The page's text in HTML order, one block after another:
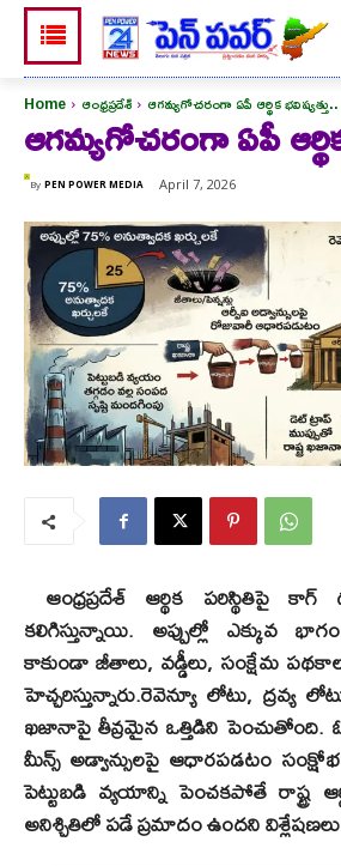
Home ఆంధ్రప్రదేశ్ ఆగమ్యగోచరంగా ఏపీ ఆర్థిక భవిష్యత్తు..
ఆగమ్యగోచరంగా ఏపీ ఆర్థిక
By PEN POWER MEDIA April 7, 2026
ఆంధ్రప్రదేశ్ ఆర్థిక పరిస్థితిపై
కలిగిస్తున్నాయి. అప్పుల్లో ఎక్కువ
కాకుండా జీతాలు, వడ్డీలు, సంక్షేమ
హెచ్చరిస్తున్నారు.రెవెన్యూ లోటు, ద్రవ్య
ఖజానాపై తీవ్రమైన ఒత్తిడిని పెంచుతోంది.
మీన్స్ అడ్వాన్సులపై ఆధారపడటం
పెట్టుబడి వ్యయాన్ని పెంచకపోతే రాష్ట్ర
అనిశ్చితిలో పడే ప్రమాదం ఉందని